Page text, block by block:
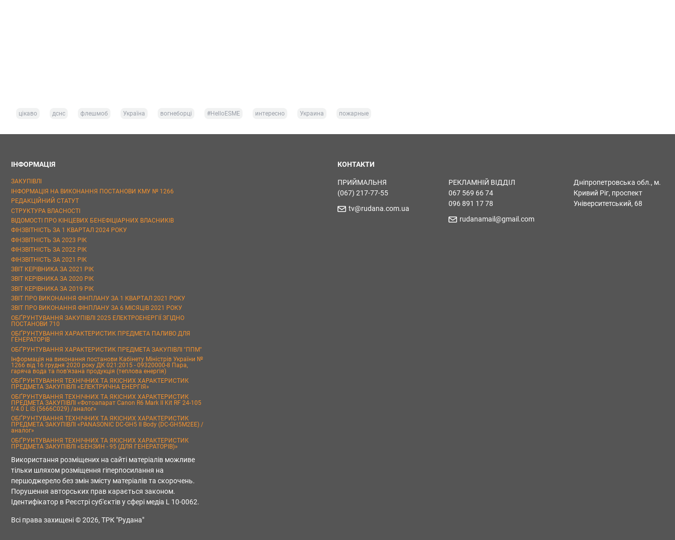
цікаво дснс флешмоб Україна вогнеборці #HelloESME интересно Украина пожарные
ІНФОРМАЦІЯ
ЗАКУПІВЛІ
ІНФОРМАЦІЯ НА ВИКОНАННЯ ПОСТАНОВИ КМУ № 1266
РЕДАКЦІЙНИЙ СТАТУТ
СТРУКТУРА ВЛАСНОСТІ
ВІДОМОСТІ ПРО КІНЦЕВИХ БЕНЕФІЦІАРНИХ ВЛАСНИКІВ
ФІНЗВІТНІСТЬ ЗА 1 КВАРТАЛ 2024 РОКУ
ФІНЗВІТНІСТЬ ЗА 2023 РІК
ФІНЗВІТНІСТЬ ЗА 2022 РІК
ФІНЗВІТНІСТЬ ЗА 2021 РІК
ЗВІТ КЕРІВНИКА ЗА 2021 РІК
ЗВІТ КЕРІВНИКА ЗА 2020 РІК
ЗВІТ КЕРІВНИКА ЗА 2019 РІК
ЗВІТ ПРО ВИКОНАННЯ ФІНПЛАНУ ЗА 1 КВАРТАЛ 2021 РОКУ
ЗВІТ ПРО ВИКОНАННЯ ФІНПЛАНУ ЗА 6 МІСЯЦІВ 2021 РОКУ
ОБҐРУНТУВАННЯ ЗАКУПІВЛІ 2025 ЕЛЕКТРОЕНЕРГІЇ ЗГІДНО
ПОСТАНОВИ 710
ОБҐРУНТУВАННЯ ХАРАКТЕРИСТИК ПРЕДМЕТА ПАЛИВО ДЛЯ
ГЕНЕРАТОРІВ
ОБҐРУНТУВАННЯ ХАРАКТЕРИСТИК ПРЕДМЕТА ЗАКУПІВЛІ "ППМ"
Інформація на виконання постанови Кабінету Міністрів України №
1266 від 16 грудня 2020 року ДК 021:2015 - 09320000-8 Пара,
гаряча вода та пов’язана продукція (теплова енергія)
ОБҐРУНТУВАННЯ ТЕХНІЧНИХ ТА ЯКІСНИХ ХАРАКТЕРИСТИК
ПРЕДМЕТА ЗАКУПІВЛІ «ЕЛЕКТРИЧНА ЕНЕРГІЯ»
ОБҐРУНТУВАННЯ ТЕХНІЧНИХ ТА ЯКІСНИХ ХАРАКТЕРИСТИК
ПРЕДМЕТА ЗАКУПІВЛІ «Фотоапарат Canon R6 Mark II Kit RF 24-105
f/4.0 L IS (5666C029) /аналог»
ОБҐРУНТУВАННЯ ТЕХНІЧНИХ ТА ЯКІСНИХ ХАРАКТЕРИСТИК
ПРЕДМЕТА ЗАКУПІВЛІ «PANASONIC DC-GH5 II Body (DC-GH5M2EE) /
аналог»
ОБҐРУНТУВАННЯ ТЕХНІЧНИХ ТА ЯКІСНИХ ХАРАКТЕРИСТИК
ПРЕДМЕТА ЗАКУПІВЛІ «БЕНЗИН - 95 (ДЛЯ ГЕНЕРАТОРІВ)»
Використання розміщених на сайті матеріалів можливе
тільки шляхом розміщення гіперпосилання на
першоджерело без змін змісту матеріалів та скорочень.
Порушення авторських прав карається законом.
Ідентифікатор в Реєстрі суб'єктів у сфері медіа L 10-0062.
Всі права захищені © 2026, ТРК "Рудана"
КОНТАКТИ
ПРИЙМАЛЬНЯ
(067) 217-77-55
tv@rudana.com.ua
РЕКЛАМНІЙ ВІДДІЛ
067 569 66 74
096 891 17 78
rudanamail@gmail.com
Дніпропетровська обл., м.
Кривий Ріг, проспект
Університетський, 68